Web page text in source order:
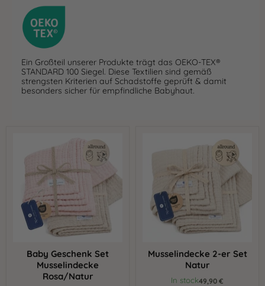
Ein Großteil unserer Produkte trägt das OEKO-TEX®
STANDARD 100 Siegel. Diese Textilien sind gemäß
strengsten Kriterien auf Schadstoffe geprüft & damit
besonders sicher für empfindliche Babyhaut.
Musselindecke
Rosa/Natur
Baby Geschenk Set
Musselindecke
Rosa/Natur
Musselindecke 2-er Set
Natur
In stock49,90 €